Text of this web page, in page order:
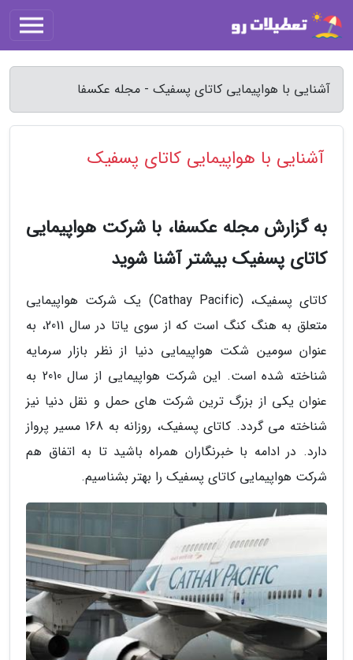
آشنایی با هواپیمایی کاتای پسفیک - مجله عکسفا
آشنایی با هواپیمایی کاتای پسفیک
به گزارش مجله عکسفا، با شرکت هواپیمایی
کاتای پسفیک بیشتر آشنا شوید
کاتای پسفیک، (Cathay Pacific) یک شرکت هواپیمایی
متعلق به هنگ کنگ است که از سوی یاتا در سال 2011، به
عنوان سومین شکت هواپیمایی دنیا از نظر بازار سرمایه
شناخته شده است. این شرکت هواپیمایی از سال 2010 به
عنوان یکی از بزرگ ترین شرکت های حمل و نقل دنیا نیز
شناخته می گردد. کاتای پسفیک، روزانه به 168 مسیر پرواز
دارد. در ادامه با خبرنگاران همراه باشید تا به اتفاق هم
شرکت هواپیمایی کاتای پسفیک را بهتر بشناسیم.